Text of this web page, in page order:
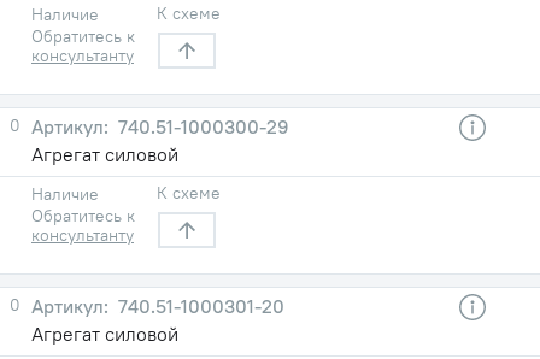
Наличие
Обратитесь к
консультанту
К схеме
0
740.51-1000300-29
Агрегат силовой
Наличие
Обратитесь к
консультанту
К схеме
0
740.51-1000301-20
Агрегат силовой